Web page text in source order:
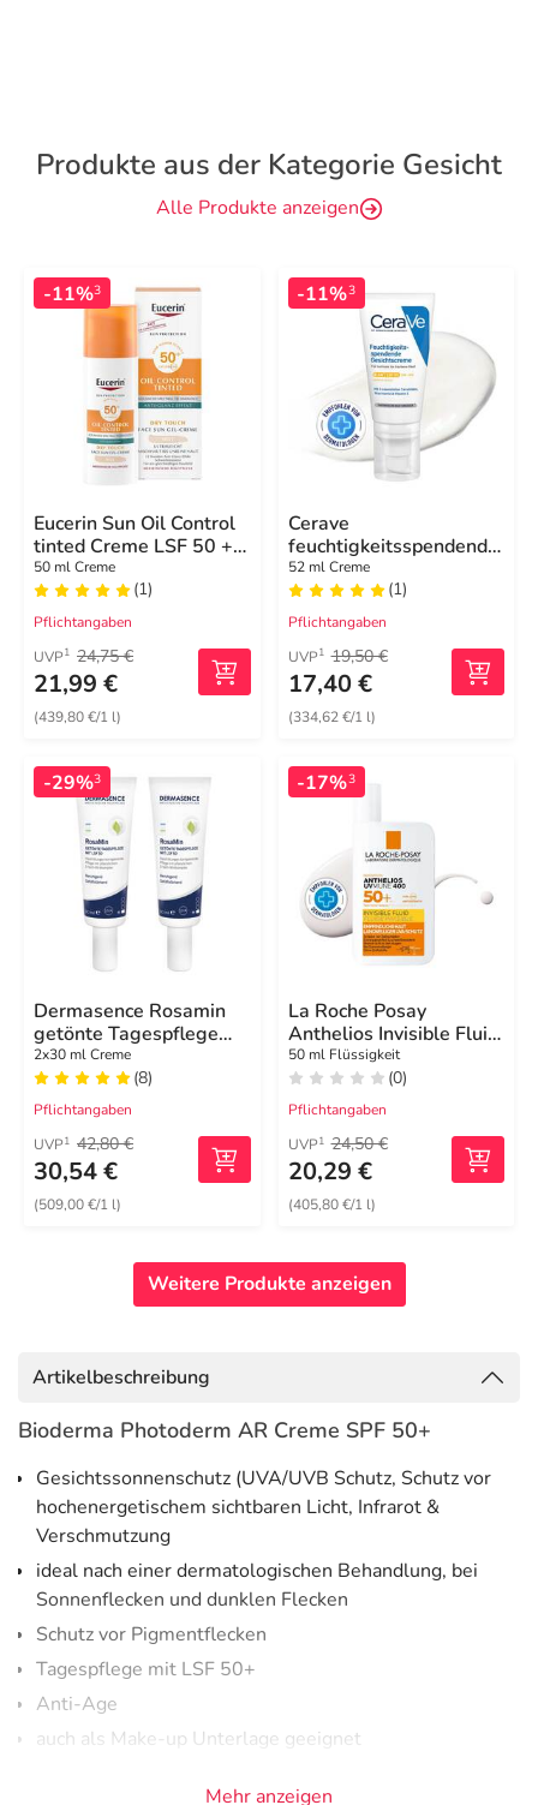
Produkte aus der Kategorie Gesicht
Alle Produkte anzeigen
-11%3
Eucerin Sun Oil Control
tinted Creme LSF 50 +
hell
50 ml Creme
(1)
Pflichtangaben
UVP1 24,75 €
21,99 €
(439,80 €/1 l)
-11%3
Cerave
feuchtigkeitsspendende
Gesichtscreme SPF 50
52 ml Creme
(1)
Pflichtangaben
UVP1 19,50 €
17,40 €
(334,62 €/1 l)
-29%3
Dermasence Rosamin
getönte Tagespflege
mittel LSF 50 Creme
2x30 ml Creme
(8)
Pflichtangaben
UVP1 42,80 €
30,54 €
(509,00 €/1 l)
-17%3
La Roche Posay
Anthelios Invisible Fluid
UVMune 400 LSF50+
50 ml Flüssigkeit
(0)
Pflichtangaben
UVP1 24,50 €
20,29 €
(405,80 €/1 l)
Weitere Produkte anzeigen
Artikelbeschreibung
Bioderma Photoderm AR Creme SPF 50+
Gesichtssonnenschutz (UVA/UVB Schutz, Schutz vor
hochenergetischem sichtbaren Licht, Infrarot &
Verschmutzung
ideal nach einer dermatologischen Behandlung, bei
Sonnenflecken und dunklen Flecken
Schutz vor Pigmentflecken
Tagespflege mit LSF 50+
Anti-Age
auch als Make-up Unterlage geeignet
Mehr anzeigen